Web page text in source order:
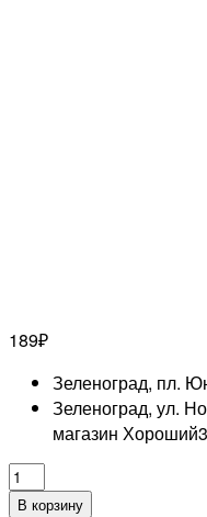
189₽
Зеленоград, пл.
Зеленоград, ул.
магазин Хороший3
Количество
товара
В корзину